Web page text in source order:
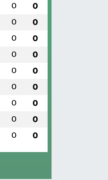
0 0
0 0
0 0
0 0
0 0
0 0
0 0
0 0
0 0